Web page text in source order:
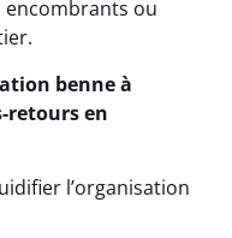
encombrants ou
benne à
retours en
l’organisation